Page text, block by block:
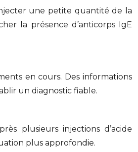
une petite quantité de la
la présence d’anticorps IgE
en cours. Des informations
un diagnostic fiable.
plusieurs injections d’acide
plus approfondie.